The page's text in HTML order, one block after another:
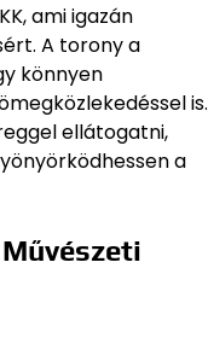
ami igazán
A torony a
könnyen
is.
ellátogatni,
a